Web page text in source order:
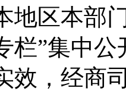
地区本部
栏”集中
效，经商